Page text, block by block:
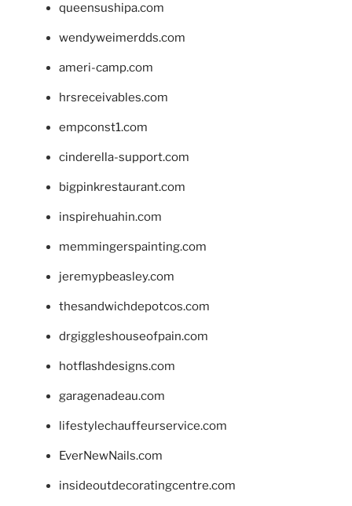
queensushipa.com
wendyweimerdds.com
ameri-camp.com
hrsreceivables.com
empconst1.com
cinderella-support.com
bigpinkrestaurant.com
inspirehuahin.com
memmingerspainting.com
jeremypbeasley.com
thesandwichdepotcos.com
drgiggleshouseofpain.com
hotflashdesigns.com
garagenadeau.com
lifestylechauffeurservice.com
EverNewNails.com
insideoutdecoratingcentre.com